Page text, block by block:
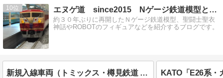
10 エヌゲ道 since2015 Nゲージ鉄道模型とフィギュア等
約３０年ぶりに再開したＮゲージ鉄道模型、聖闘士聖衣
神話やROBOTのフィギュアなどを紹介するブログです。
新規入線車両（トミックス・樽見鉄道 TDE11形３号機）。